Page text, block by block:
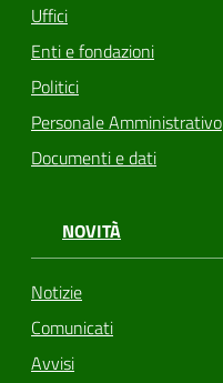
Uffici
Enti e fondazioni
Politici
Personale Amministrativo
Documenti e dati
NOVITÀ
Notizie
Comunicati
Avvisi